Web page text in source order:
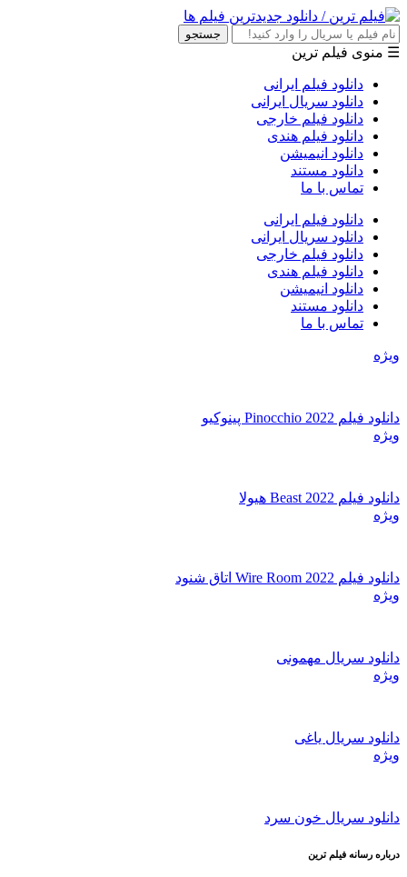
جستجو
☰ منوی فیلم ترین
دانلود فیلم ایرانی
دانلود سریال ایرانی
دانلود فیلم خارجی
دانلود فیلم هندی
دانلود انیمیشن
دانلود مستند
تماس با ما
دانلود فیلم ایرانی
دانلود سریال ایرانی
دانلود فیلم خارجی
دانلود فیلم هندی
دانلود انیمیشن
دانلود مستند
تماس با ما
ویژه
دانلود فیلم Pinocchio 2022 پینوکیو
ویژه
دانلود فیلم Beast 2022 هیولا
ویژه
دانلود فیلم Wire Room 2022 اتاق شنود
ویژه
دانلود سریال مهمونی
ویژه
دانلود سریال یاغی
ویژه
دانلود سریال خون سرد
درباره رسانه فیلم ترین